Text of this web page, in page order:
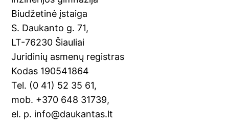
o
o
k
Tr
a
n
sl
at
e
Biudžetinė įstaiga
S. Daukanto g. 71,
LT-76230 Šiauliai
Juridinių asmenų registras
Kodas 190541864
Tel. (0 41) 52 35 61,
mob. +370 648 31739,
el. p. info@daukantas.lt